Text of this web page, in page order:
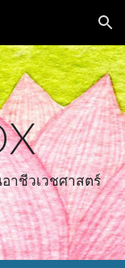
Skip to navigation
าชีวเวชศาสตร์